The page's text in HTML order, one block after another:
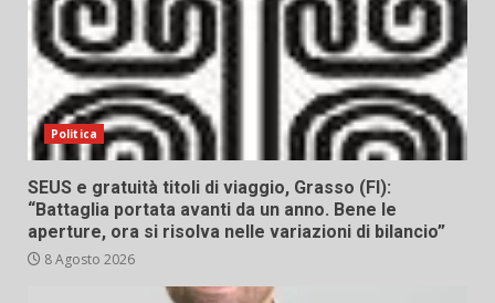
Politica
SEUS e gratuità titoli di viaggio, Grasso (FI):
“Battaglia portata avanti da un anno. Bene le
aperture, ora si risolva nelle variazioni di bilancio”
8 Agosto 2026